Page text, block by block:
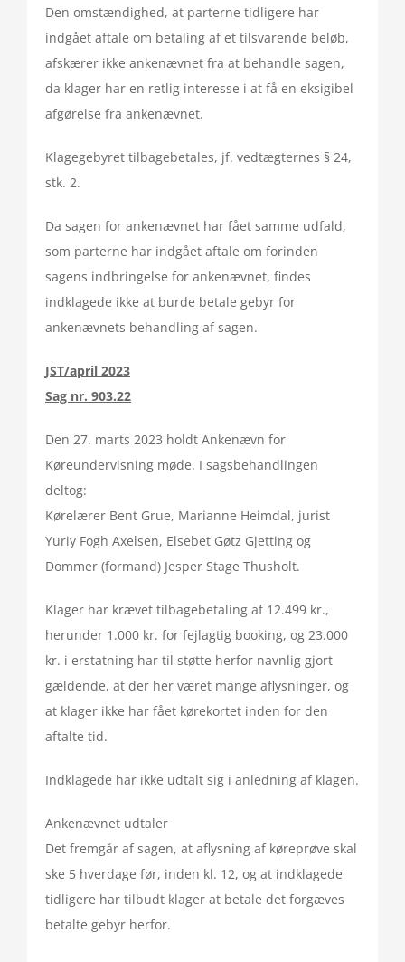
Den omstændighed, at parterne tidligere har
indgået aftale om betaling af et tilsvarende beløb,
afskærer ikke ankenævnet fra at behandle sagen,
da klager har en retlig interesse i at få en eksigibel
afgørelse fra ankenævnet.
Klagegebyret tilbagebetales, jf. vedtægternes § 24,
stk. 2.
Da sagen for ankenævnet har fået samme udfald,
som parterne har indgået aftale om forinden
sagens indbringelse for ankenævnet, findes
indklagede ikke at burde betale gebyr for
ankenævnets behandling af sagen.
JST/april 2023
Sag nr. 903.22
Den 27. marts 2023 holdt Ankenævn for
Køreundervisning møde. I sagsbehandlingen
deltog:
Kørelærer Bent Grue, Marianne Heimdal, jurist
Yuriy Fogh Axelsen, Elsebet Gøtz Gjetting og
Dommer (formand) Jesper Stage Thusholt.
Klager har krævet tilbagebetaling af 12.499 kr.,
herunder 1.000 kr. for fejlagtig booking, og 23.000
kr. i erstatning har til støtte herfor navnlig gjort
gældende, at der her været mange aflysninger, og
at klager ikke har fået kørekortet inden for den
aftalte tid.
Indklagede har ikke udtalt sig i anledning af klagen.
Ankenævnet udtaler
Det fremgår af sagen, at aflysning af køreprøve skal
ske 5 hverdage før, inden kl. 12, og at indklagede
tidligere har tilbudt klager at betale det forgæves
betalte gebyr herfor.